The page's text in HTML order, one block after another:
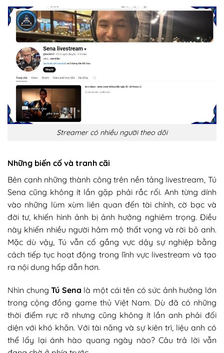
Streamer có nhiều người theo dõi
Những biến cố và tranh cãi
Bên cạnh những thành công trên nền tảng livestream, Tú
Sena cũng không ít lần gặp phải rắc rối. Anh từng dính
vào những lùm xùm liên quan đến tài chính, cờ bạc và
đời tư, khiến hình ảnh bị ảnh hưởng nghiêm trọng. Điều
này khiến nhiều người hâm mộ thất vọng và rời bỏ anh.
Mặc dù vậy, Tú vẫn cố gắng vực dậy sự nghiệp bằng
cách tiếp tục hoạt động trong lĩnh vực livestream và tạo
ra nội dung hấp dẫn hơn.
Nhìn chungTú Sena là một cái tên có sức ảnh hưởng lớn
trong cộng đồng game thủ Việt Nam. Dù đã có những
thời điểm rực rỡ nhưng cũng không ít lần anh phải đối
diện với khó khăn. Với tài năng và sự kiên trì, liệu anh có
thể lấy lại ánh hào quang ngày nào? Câu trả lời vẫn